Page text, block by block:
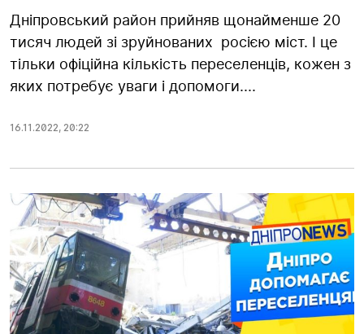
Дніпровський район прийняв щонайменше 20
тисяч людей зі зруйнованих росією міст. І це
тільки офіційна кількість переселенців, кожен з
яких потребує уваги і допомоги....
16.11.2022, 20:22